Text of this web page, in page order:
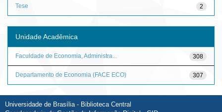
2
Tese
Unidade Acadêmica
308
Faculdade de Economia, Administra...
307
Departamento de Economia (FACE ECO)
Universidade de Brasília - Biblioteca Central